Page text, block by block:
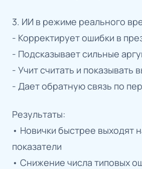
3. ИИ в режиме реального
- Корректирует ошибки в
- Подсказывает сильные
- Учит считать и показывать
- Дает обратную связь по
Результаты:
• Новички быстрее выходят
показатели
• Снижение числа типовых